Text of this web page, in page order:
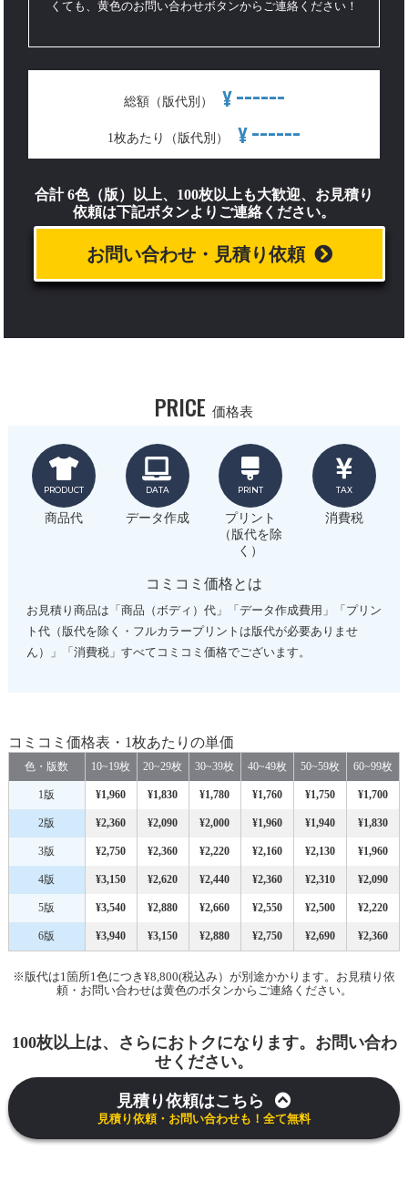
くても、黄色のお問い合わせボタンからご連絡ください！
総額（版代別） ¥ ------
1枚あたり（版代別） ¥------
合計 6色（版）以上、100枚以上も大歓迎、お見積り
依頼は下記ボタンよりご連絡ください。
お問い合わせ・見積り依頼
PRICE 価格表
PRODUCT
商品代
DATA
データ作成
PRINT
プリント
（版代を除
く）
TAX
消費税
コミコミ価格とは
お見積り商品は「商品（ボディ）代」「データ作成費用」「プリン
ト代（版代を除く・フルカラープリントは版代が必要ありませ
ん）」「消費税」すべてコミコミ価格でございます。
コミコミ価格表・1枚あたりの単価
色・版数 10~19枚 20~29枚 30~39枚 40~49枚 50~59枚 60~99枚
1版 ¥1,960 ¥1,830 ¥1,780 ¥1,760 ¥1,750 ¥1,700
2版 ¥2,360 ¥2,090 ¥2,000 ¥1,960 ¥1,940 ¥1,830
3版 ¥2,750 ¥2,360 ¥2,220 ¥2,160 ¥2,130 ¥1,960
4版 ¥3,150 ¥2,620 ¥2,440 ¥2,360 ¥2,310 ¥2,090
5版 ¥3,540 ¥2,880 ¥2,660 ¥2,550 ¥2,500 ¥2,220
6版 ¥3,940 ¥3,150 ¥2,880 ¥2,750 ¥2,690 ¥2,360
※版代は1箇所1色につき¥8,800(税込み）が別途かかります。お見積り依
頼・お問い合わせは黄色のボタンからご連絡ください。
100枚以上は、さらにおトクになります。お問い合わ
せください。
見積り依頼はこちら
見積り依頼・お問い合わせも！全て無料